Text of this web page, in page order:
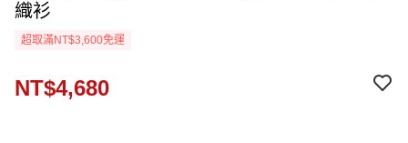
織衫
超取滿NT$3,600免運
NT$4,680